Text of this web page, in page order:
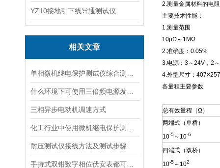
YZ10接地引下线导通测试仪
相关文章
三相异步电动机调速方式
耐压测试仪接线方法及测试步骤
2.测量金属材料的电
主要技术性能：
1.测量范围
10µΩ～ 1MΩ
2.准确度： 0.05%
3.电源： 3～24V ， 2 ～
4.外型尺寸： 407×257
各量程主要参数
总有效量程（Ω）
两端式（单桥）
10-5～ 10-6
四端式（双桥）
10-5～ 102